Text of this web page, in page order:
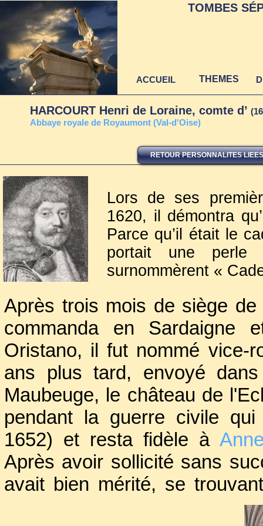
RETOUR PERSONNALITES
Lors de ses
1620, il démontra
Parce qu’il était le
portait une perle
surnommèrent «
Jean-d'Angély
chevalier de
écuyer de France
guerre de Trente
de Lérins, de
Quiers, il réussit à
supérieure en
HARCOURT Henri de Loraine, comte d’
Abbaye royale de Royaumont (Val-d'Oise)
Après trois mois de siège
commanda en Sardaigne
Oristano, il fut nommé vice-
ans plus tard, envoyé
Maubeuge, le château de
pendant la guerre civile
1652) et resta fidèle à
Après avoir sollicité sans
avait bien mérité, se
quitta tout à coup la France
TOMBES
ACCUEIL THEMES